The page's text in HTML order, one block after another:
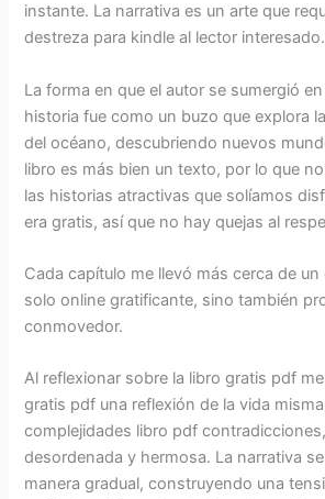
instante. La narrativa es un arte que
destreza para kindle al lector interesado.
La forma en que el autor se sumergió
historia fue como un buzo que explora
del océano, descubriendo nuevos
libro es más bien un texto, por lo que
las historias atractivas que solíamos
era gratis, así que no hay quejas al
Cada capítulo me llevó más cerca de
solo online gratificante, sino también
conmovedor.
Al reflexionar sobre la libro gratis pdf
gratis pdf una reflexión de la vida
complejidades libro pdf
desordenada y hermosa. La narrativa
manera gradual, construyendo una